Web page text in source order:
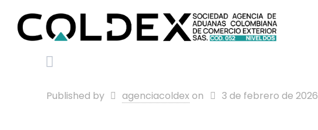
Published by agenciacoldex on 3 de febrero de 2026